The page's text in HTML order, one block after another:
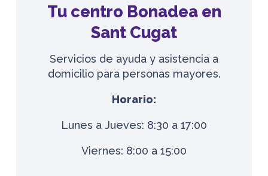
Tu centro Bonadea en
Sant Cugat
Servicios de ayuda y asistencia a
domicilio para personas mayores.
Horario:
Lunes a Jueves: 8:30 a 17:00
Viernes: 8:00 a 15:00